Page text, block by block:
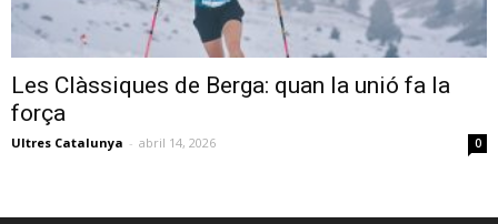
Les Clàssiques de Berga: quan la unió fa la
força
Ultres Catalunya - abril 14, 2026 0